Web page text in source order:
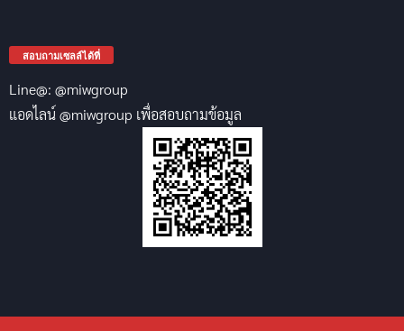
สอบถามเซลล์ได้ที่
Line@: @miwgroup
แอดไลน์ @miwgroup เพื่อสอบถามข้อมูล